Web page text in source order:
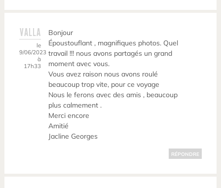
VALLA
le
9/06/2023
à
17h33
Bonjour
Époustouflant , magnifiques photos. Quel
travail !!! nous avons partagés un grand
moment avec vous.
Vous avez raison nous avons roulé
beaucoup trop vite, pour ce voyage
Nous le ferons avec des amis , beaucoup
plus calmement .
Merci encore
Amitié
Jacline Georges
RÉPONDRE